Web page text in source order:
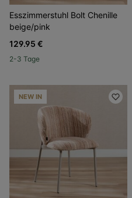
Esszimmerstuhl Bolt Chenille
beige/pink
129.95 €
2-3 Tage
NEW IN